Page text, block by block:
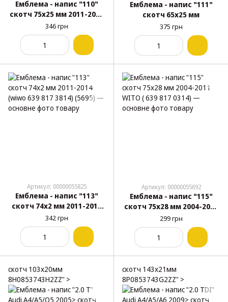
Емблема - напис "110"
скотч 75x25 мм 2011-2014
(wiwo 639 817 0100)
346 грн
Емблема - напис "111"
скотч 65x25 мм
375 грн
Артикул: 00000055825
Емблема - напис "113"
скотч 74x2 мм 2011-2014
(wiwo 639 817 3814) (5695)
342 грн
Артикул: 00000055692
Емблема - напис "115"
скотч 75х28 мм 2004-2011
WITO ( 639 817 0314)
299 грн
скотч 103х20мм
8H0853743H2ZZ" >
скотч 143х21мм
8P0853743G2ZZ" >